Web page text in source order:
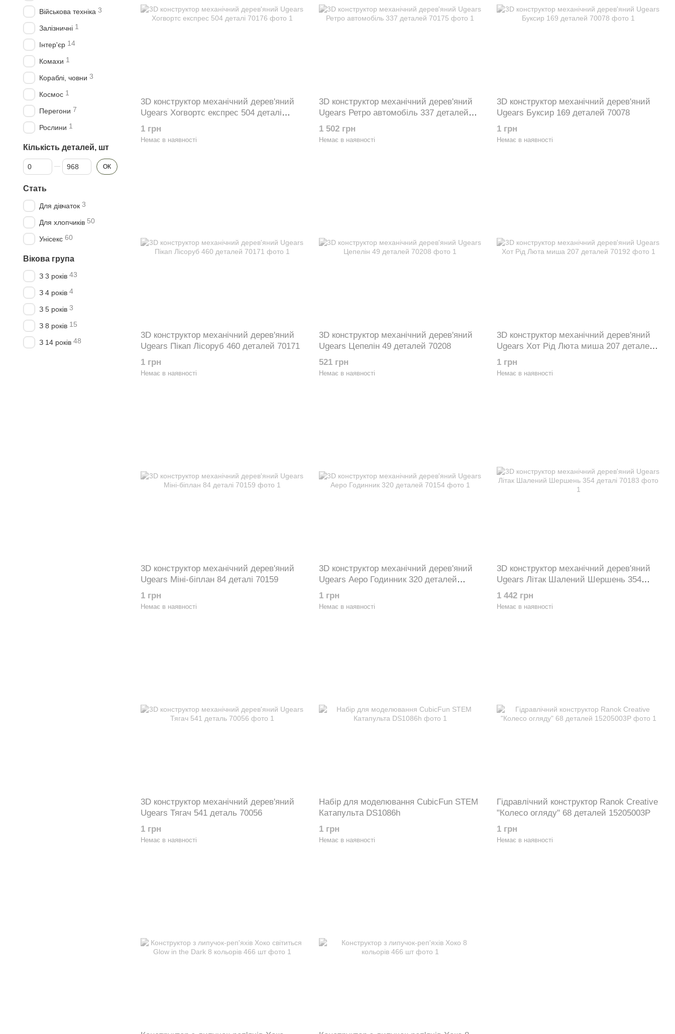
3D конструктор механічний дерев'яний
Ugears Хогвортс експрес 504 деталі
70176
1 грн
Немає в наявності
3D конструктор механічний дерев'яний
Ugears Ретро автомобіль 337 деталей
70175
1 502 грн
Немає в наявності
3D конструктор механічний дерев'яний
Ugears Буксир 169 деталей 70078
1 грн
Немає в наявності
3D конструктор механічний дерев'яний
Ugears Пікап Лісоруб 460 деталей 70171
1 грн
Немає в наявності
3D конструктор механічний дерев'яний
Ugears Цепелін 49 деталей 70208
521 грн
Немає в наявності
3D конструктор механічний дерев'яний
Ugears Хот Рід Люта миша 207 деталей
70192
1 грн
Немає в наявності
3D конструктор механічний дерев'яний
Ugears Міні-біплан 84 деталі 70159
1 грн
Немає в наявності
3D конструктор механічний дерев'яний
Ugears Аеро Годинник 320 деталей
70154
1 грн
Немає в наявності
3D конструктор механічний дерев'яний
Ugears Літак Шалений Шершень 354
деталі 70183
1 442 грн
Немає в наявності
3D конструктор механічний дерев'яний
Ugears Тягач 541 деталь 70056
1 грн
Немає в наявності
Набір для моделювання CubicFun STEM
Катапульта DS1086h
1 грн
Немає в наявності
Гідравлічний конструктор Ranok Creative
"Колесо огляду" 68 деталей 15205003Р
1 грн
Немає в наявності
Військова техніка 3
Залізничні 1
Інтер'єр 14
Комахи 1
Кораблі, човни 3
Космос 1
Перегони 7
Рослини 1
Кількість деталей, шт
Від Кількість деталей, шт
До Кількість деталей, шт ОК
Стать
Для дівчаток 3
Для хлопчиків 50
Унісекс 60
Вікова група
З 3 років 43
З 4 років 4
З 5 років 3
З 8 років 15
З 14 років 48